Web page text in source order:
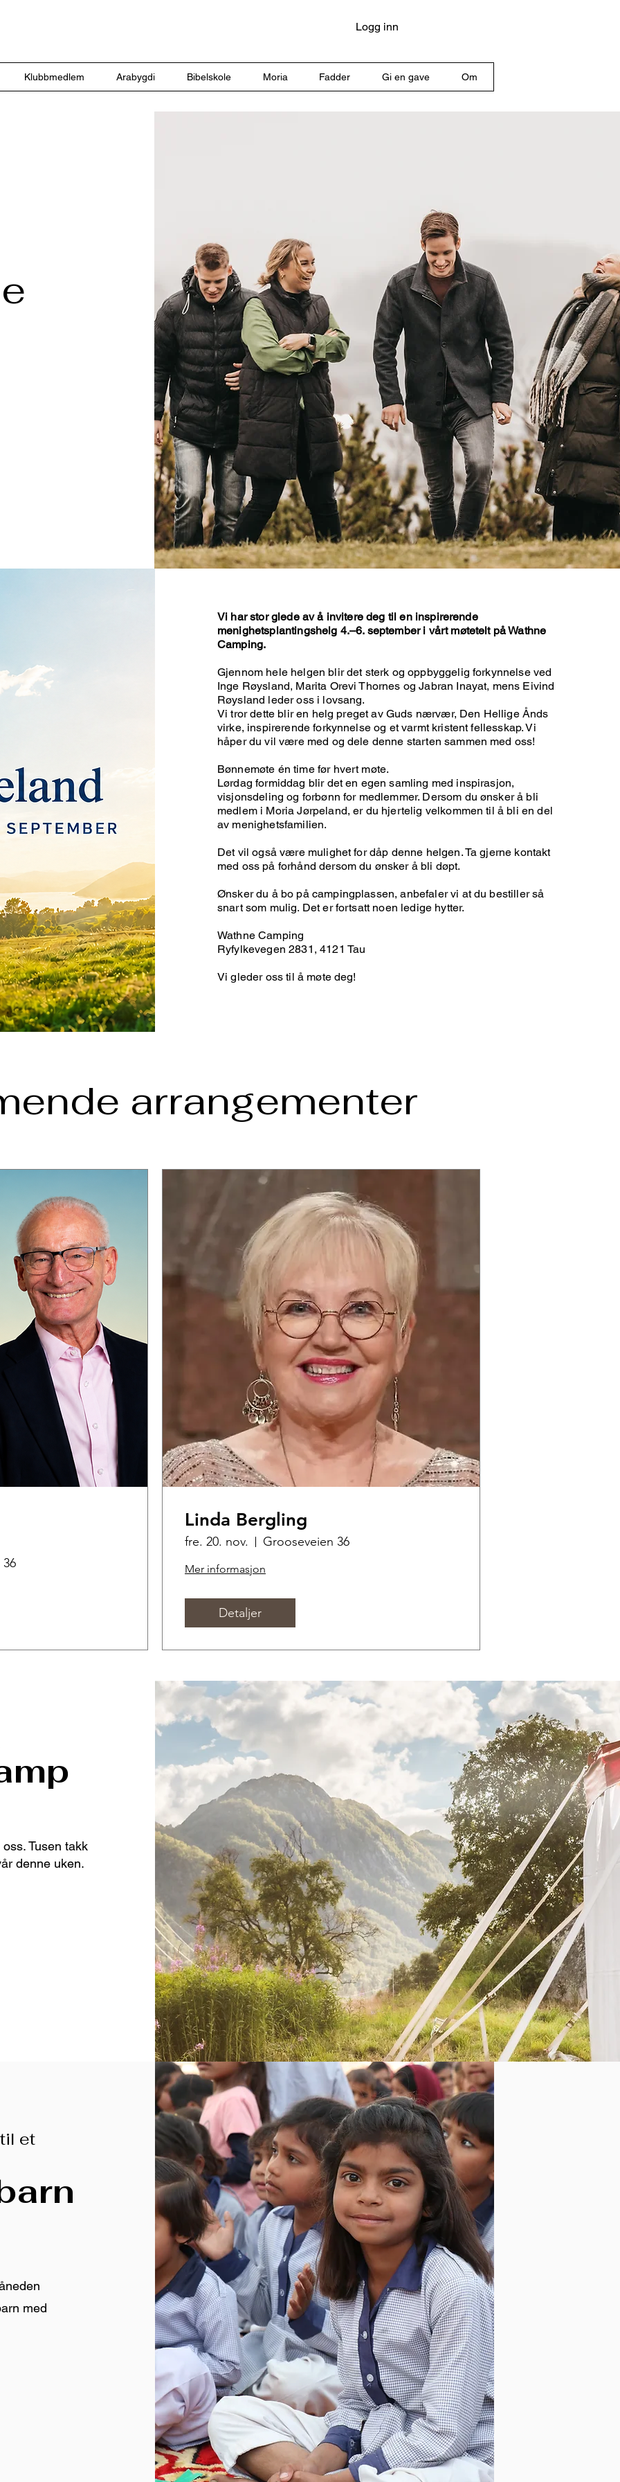
Logg inn
Klubbmedlem Arabygdi Bibelskole Moria Fadder Gi en gave Om
Vi har stor glede av å invitere deg til en inspirerende
menighetsplantingshelg 4.–6. september i vårt møtetelt på Wathne
Camping.
Gjennom hele helgen blir det sterk og oppbyggelig forkynnelse ved
Inge Røysland, Marita Orevi Thornes og Jabran Inayat, mens Eivind
Røysland leder oss i lovsang.
Vi tror dette blir en helg preget av Guds nærvær, Den Hellige Ånds
virke, inspirerende forkynnelse og et varmt kristent fellesskap. Vi
håper du vil være med og dele denne starten sammen med oss!
Bønnemøte én time før hvert møte.
Lørdag formiddag blir det en egen samling med inspirasjon,
visjonsdeling og forbønn for medlemmer. Dersom du ønsker å bli
medlem i Moria Jørpeland, er du hjertelig velkommen til å bli en del
av menighetsfamilien.
Det vil også være mulighet for dåp denne helgen. Ta gjerne kontakt
med oss på forhånd dersom du ønsker å bli døpt.
Ønsker du å bo på campingplassen, anbefaler vi at du bestiller så
snart som mulig. Det er fortsatt noen ledige hytter.
Wathne Camping
Ryfylkevegen 2831, 4121 Tau
Vi gleder oss til å møte deg!
arrangementer
Linda Bergling
fre. 20. nov. Grooseveien 36
Mer informasjon
Detaljer
Tusen takk
denne uken.
et
med